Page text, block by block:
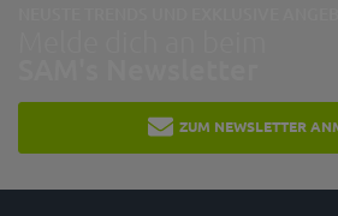
ZUM NEWSLETTER